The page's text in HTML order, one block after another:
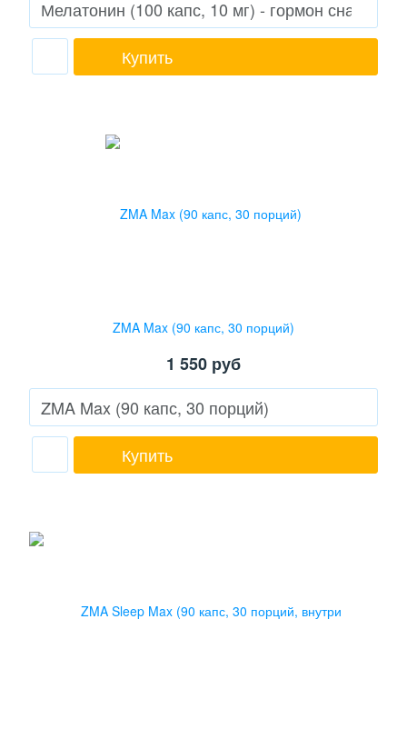
Купить
ZMA Max (90 капс, 30 порций)
1 550 руб
Купить